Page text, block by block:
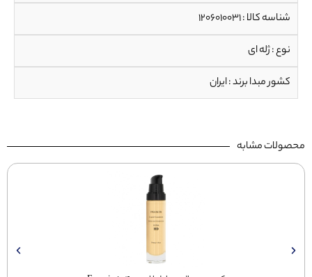
کشور مبدا برند : ایران
نوع : ژله ای
شناسه کالا : 1206010031
محصولات مشابه